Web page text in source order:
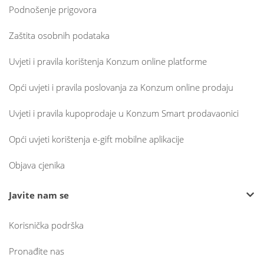
Podnošenje prigovora
Zaštita osobnih podataka
Uvjeti i pravila korištenja Konzum online platforme
Opći uvjeti i pravila poslovanja za Konzum online prodaju
Uvjeti i pravila kupoprodaje u Konzum Smart prodavaonici
Opći uvjeti korištenja e-gift mobilne aplikacije
Objava cjenika
Javite nam se
Korisnička podrška
Pronađite nas